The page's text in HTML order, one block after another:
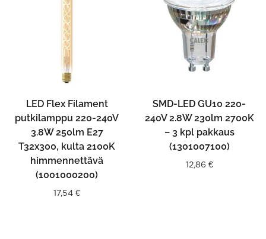
LED Flex Filament
putkilamppu 220-240V
3.8W 250lm E27
T32x300, kulta 2100K
himmennettävä
(1001000200)
17,54 €
SMD-LED GU10 220-
240V 2.8W 230lm 2700K
– 3 kpl pakkaus
(1301007100)
12,86 €